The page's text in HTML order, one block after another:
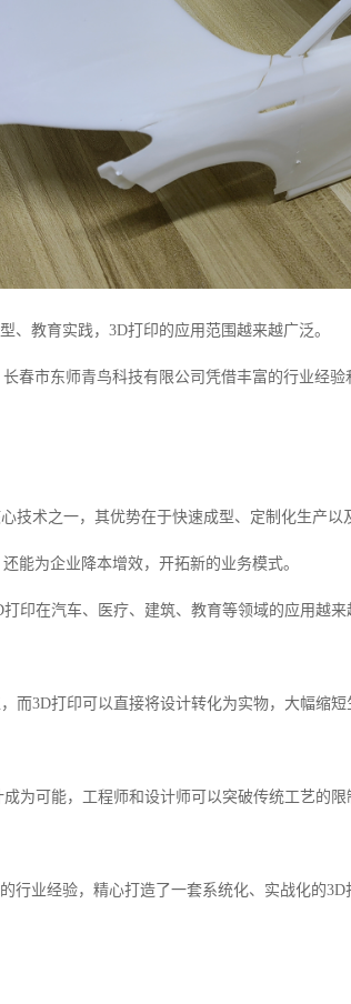
、教育实践，3D打印的应用范围越来越广泛。
春市东师青鸟科技有限公司凭借丰富的行业经
技术之一，其优势在于快速成型、定制化生产以
能为企业降本增效，开拓新的业务模式。
印在汽车、医疗、建筑、教育等领域的应用越来
而3D打印可以直接将设计转化为实物，大幅缩短
为可能，工程师和设计师可以突破传统工艺的限
行业经验，精心打造了一套系统化、实战化的